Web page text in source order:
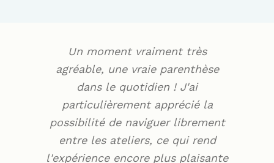
Un moment vraiment très
agréable, une vraie parenthèse
dans le quotidien ! J'ai
particulièrement apprécié la
possibilité de naviguer librement
entre les ateliers, ce qui rend
l'expérience encore plus plaisante